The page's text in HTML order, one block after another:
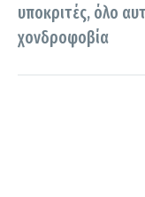
υποκριτές, όλο
χονδροφοβία